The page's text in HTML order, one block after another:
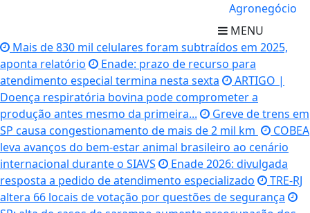
Agronegócio
MENU
Mais de 830 mil celulares foram subtraídos em 2025,
aponta relatório
Enade: prazo de recurso para
atendimento especial termina nesta sexta
ARTIGO |
Doença respiratória bovina pode comprometer a
produção antes mesmo da primeira...
Greve de trens em
SP causa congestionamento de mais de 2 mil km
COBEA
leva avanços do bem-estar animal brasileiro ao cenário
internacional durante o SIAVS
Enade 2026: divulgada
resposta a pedido de atendimento especializado
TRE-RJ
altera 66 locais de votação por questões de segurança